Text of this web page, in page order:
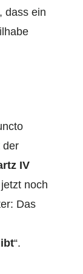
dass ein
der
IV
noch
Das
“.